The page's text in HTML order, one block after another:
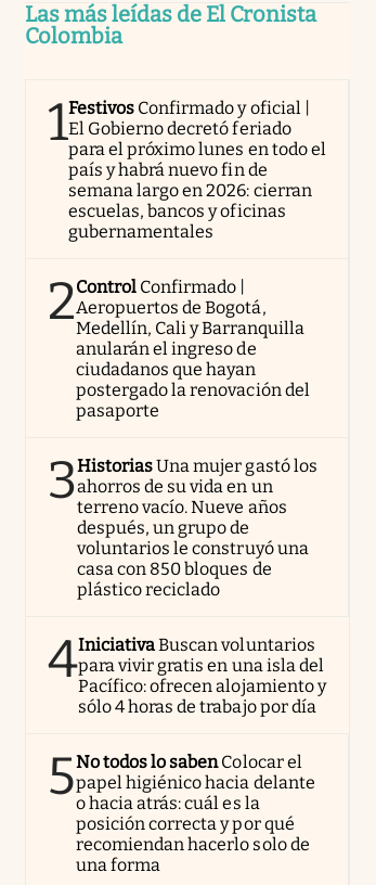
Las más leídas de El Cronista
Colombia
1Festivos Confirmado y oficial |
El Gobierno decretó feriado
para el próximo lunes en todo el
país y habrá nuevo fin de
semana largo en 2026: cierran
escuelas, bancos y oficinas
gubernamentales
2Control Confirmado |
Aeropuertos de Bogotá,
Medellín, Cali y Barranquilla
anularán el ingreso de
ciudadanos que hayan
postergado la renovación del
pasaporte
3HistoriasUna mujer gastó los
ahorros de su vida en un
terreno vacío. Nueve años
después, un grupo de
voluntarios le construyó una
casa con 850 bloques de
plástico reciclado
4IniciativaBuscan voluntarios
para vivir gratis en una isla del
Pacífico: ofrecen alojamiento y
sólo 4 horas de trabajo por día
5No todos lo sabenColocar el
papel higiénico hacia delante
o hacia atrás: cuál es la
posición correcta y por qué
recomiendan hacerlo solo de
una forma